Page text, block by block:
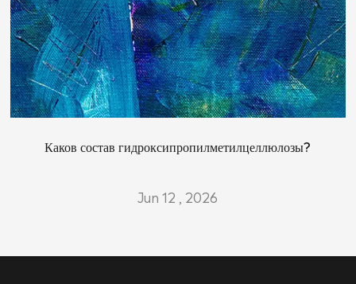
Каков состав гидроксипропилметилцеллюлозы?
Jun 12 , 2026